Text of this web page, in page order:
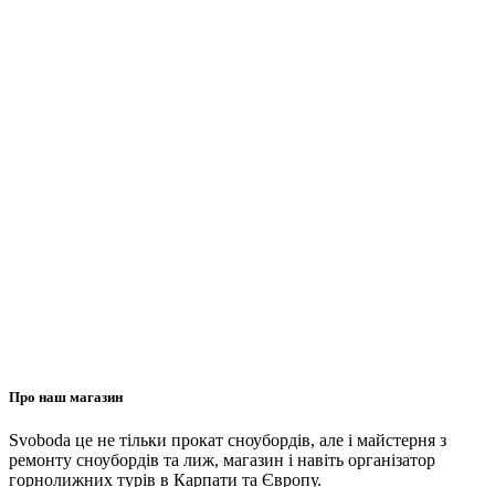
Про наш магазин
Svoboda це не тільки прокат сноубордів, але і майстерня з
ремонту сноубордів та лиж, магазин і навіть організатор
горнолижних турів в Карпати та Європу.